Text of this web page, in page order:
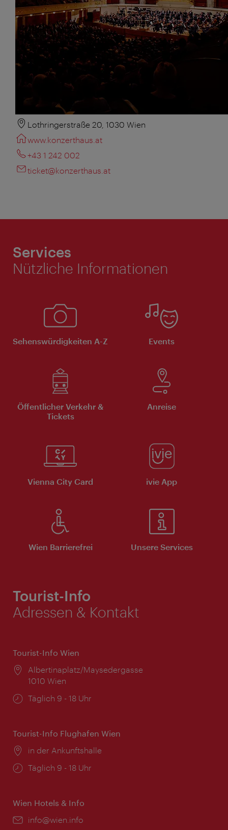
Lothringerstraße 20, 1030 Wien
www.konzerthaus.at
+43 1 242 002
ticket@konzerthaus.at
Services
Nützliche Informationen
Sehenswürdigkeiten A-Z Events
Öffentlicher Verkehr &
Tickets
Anreise
Vienna City Card ivie App
Wien Barrierefrei Unsere Services
Tourist-Info
Adressen & Kontakt
Tourist-Info Wien
Ort:
Albertinaplatz/Maysedergasse
1010 Wien
Öffnungszeiten:
Täglich 9 - 18 Uhr
Tourist-Info Flughafen Wien
Ort:
in der Ankunftshalle
Öffnungszeiten:
Täglich 9 - 18 Uhr
Wien Hotels & Info
Email:
info@wien.info